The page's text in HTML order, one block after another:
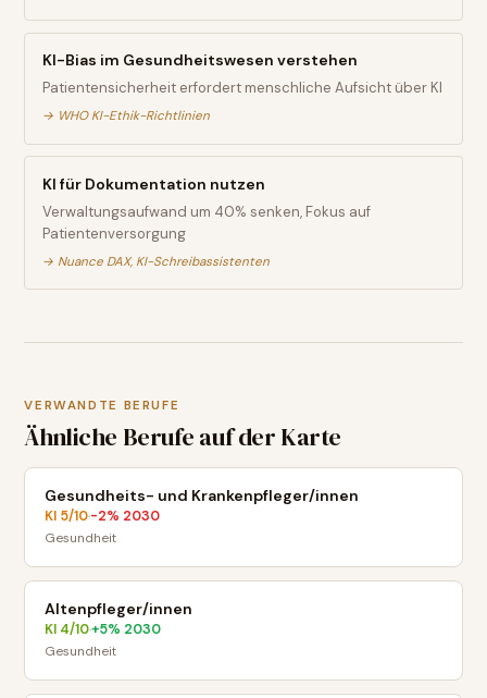
KI-Bias im Gesundheitswesen verstehen
Patientensicherheit erfordert menschliche Aufsicht über KI
→ WHO KI-Ethik-Richtlinien
KI für Dokumentation nutzen
Verwaltungsaufwand um 40% senken, Fokus auf
Patientenversorgung
→ Nuance DAX, KI-Schreibassistenten
VERWANDTE BERUFE
Ähnliche Berufe auf der Karte
Gesundheits- und Krankenpfleger/innen
KI 5/10·-2% 2030
Gesundheit
Altenpfleger/innen
KI 4/10·+5% 2030
Gesundheit